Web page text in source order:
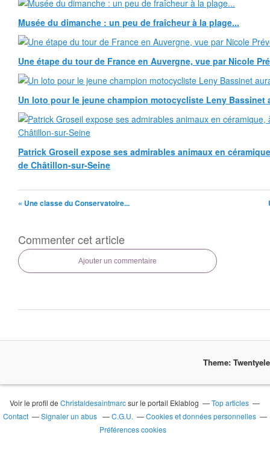
Musée du dimanche : un peu de fraîcheur à la plage...
Une étape du tour de France en Auvergne, vue par Nicole
Un loto pour le jeune champion motocycliste Leny Bassinet
Patrick Groseil expose ses admirables animaux en
de Châtillon-sur-Seine
« Une classe du Conservatoire...
Commenter cet article
Ajouter un commentaire
Theme:
Voir le profil deChristaldesaintmarcsur le portail Eklablog
Top articles
Contact
Signaler un abus C.G.U.
Cookies et données personnelles
Préférences cookies